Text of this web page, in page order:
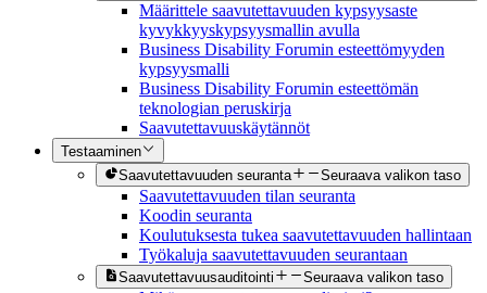
Määrittele saavutettavuuden kypsyysaste
kyvykkyyskypsyysmallin avulla
Business Disability Forumin esteettömyyden
kypsyysmalli
Business Disability Forumin esteettömän
teknologian peruskirja
Saavutettavuuskäytännöt
Testaaminen
Saavutettavuuden seuranta
Seuraava valikon taso
Saavutettavuuden tilan seuranta
Koodin seuranta
Koulutuksesta tukea saavutettavuuden hallintaan
Työkaluja saavutettavuuden seurantaan
Saavutettavuusauditointi Seuraava valikon taso